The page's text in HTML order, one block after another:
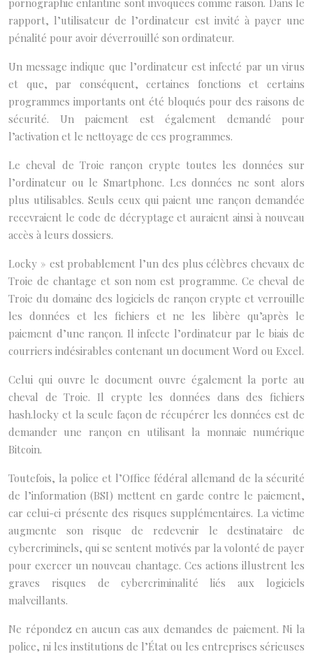
pornographie enfantine sont invoquées comme raison. Dans le
rapport, l’utilisateur de l’ordinateur est invité à payer une
pénalité pour avoir déverrouillé son ordinateur.
Un message indique que l’ordinateur est infecté par un virus
et que, par conséquent, certaines fonctions et certains
programmes importants ont été bloqués pour des raisons de
sécurité. Un paiement est également demandé pour
l’activation et le nettoyage de ces programmes.
Le cheval de Troie rançon crypte toutes les données sur
l’ordinateur ou le Smartphone. Les données ne sont alors
plus utilisables. Seuls ceux qui paient une rançon demandée
recevraient le code de décryptage et auraient ainsi à nouveau
accès à leurs dossiers.
Locky » est probablement l’un des plus célèbres chevaux de
Troie de chantage et son nom est programme. Ce cheval de
Troie du domaine des logiciels de rançon crypte et verrouille
les données et les fichiers et ne les libère qu’après le
paiement d’une rançon. Il infecte l’ordinateur par le biais de
courriers indésirables contenant un document Word ou Excel.
Celui qui ouvre le document ouvre également la porte au
cheval de Troie. Il crypte les données dans des fichiers
hash.locky et la seule façon de récupérer les données est de
demander une rançon en utilisant la monnaie numérique
Bitcoin.
Toutefois, la police et l’Office fédéral allemand de la sécurité
de l’information (BSI) mettent en garde contre le paiement,
car celui-ci présente des risques supplémentaires. La victime
augmente son risque de redevenir le destinataire de
cybercriminels, qui se sentent motivés par la volonté de payer
pour exercer un nouveau chantage. Ces actions illustrent les
graves risques de cybercriminalité liés aux logiciels
malveillants.
Ne répondez en aucun cas aux demandes de paiement. Ni la
police, ni les institutions de l’État ou les entreprises sérieuses